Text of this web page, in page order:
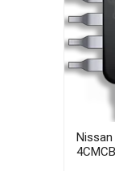
Nissan